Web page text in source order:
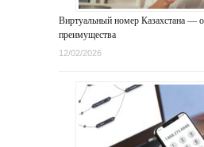
Виртуальный номер Казахстана —
преимущества
12/02/2026